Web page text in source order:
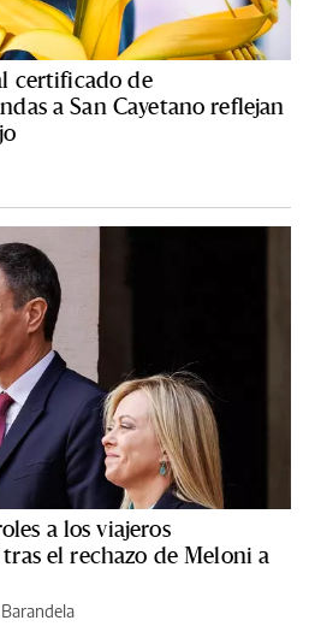
certificado de
a San Cayetano reflejan
a los viajeros
el rechazo de Meloni a